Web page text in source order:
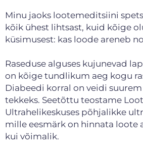
Minu jaoks lootemeditsiini
kõik ühest lihtsast, kuid kõige
küsimusest: kas loode areneb
Raseduse alguses kujunevad
on kõige tundlikum aeg kogu
Diabeedi korral on veidi
tekkeks. Seetõttu teostame
Ultrahelikeskuses põhjalikke
mille eesmärk on hinnata loote
kui võimalik.